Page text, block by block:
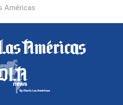
Américas